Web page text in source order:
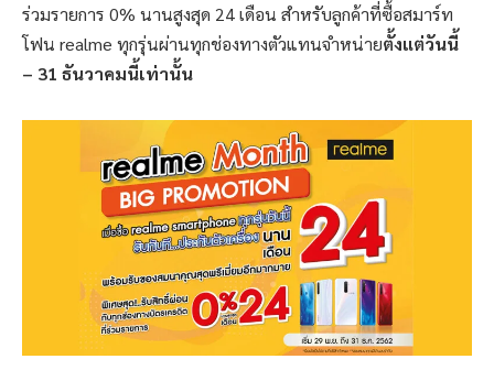
ร่วมรายการ 0% นานสูงสุด 24 เดือน สำหรับลูกค้าที่ซื้อสมาร์ท
โฟน realme ทุกรุ่นผ่านทุกช่องทางตัวแทนจำหน่ายตั้งแต่วันนี้
– 31 ธันวาคมนี้เท่านั้น